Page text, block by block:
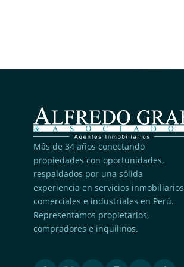
Más de 34 años conectando
propiedades con oportunidades,
respaldados por una sólida
experiencia en servicios inmobiliarios
comerciales e industriales en Perú.
Representamos propietarios,
compradores e inquilinos.